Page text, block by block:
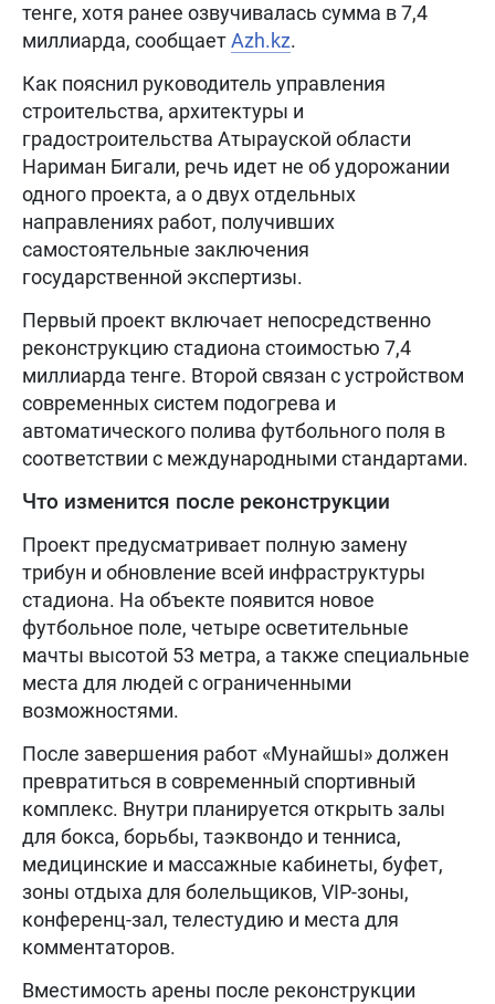
тенге, хотя ранее озвучивалась сумма в 7,4
миллиарда, сообщаетAzh.kz.
Как пояснил руководитель управления
строительства, архитектуры и
градостроительства Атырауской области
Нариман Бигали, речь идет не об удорожании
одного проекта, а о двух отдельных
направлениях работ, получивших
самостоятельные заключения
государственной экспертизы.
Первый проект включает непосредственно
реконструкцию стадиона стоимостью 7,4
миллиарда тенге. Второй связан с устройством
современных систем подогрева и
автоматического полива футбольного поля в
соответствии с международными стандартами.
Что изменится после реконструкции
Проект предусматривает полную замену
трибун и обновление всей инфраструктуры
стадиона. На объекте появится новое
футбольное поле, четыре осветительные
мачты высотой 53 метра, а также специальные
места для людей с ограниченными
возможностями.
После завершения работ «Мунайшы» должен
превратиться в современный спортивный
комплекс. Внутри планируется открыть залы
для бокса, борьбы, таэквондо и тенниса,
медицинские и массажные кабинеты, буфет,
зоны отдыха для болельщиков, VIP-зоны,
конференц-зал, телестудию и места для
комментаторов.
Вместимость арены после реконструкции